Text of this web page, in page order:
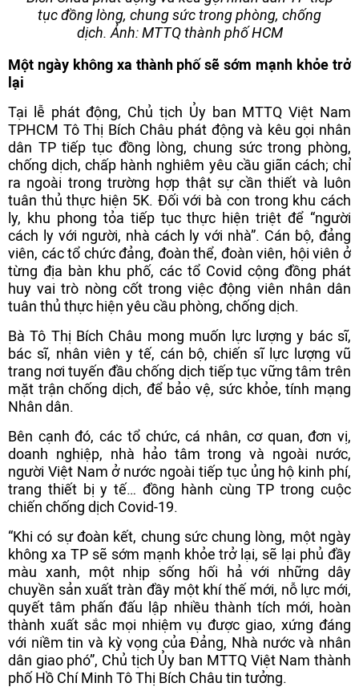
tục đồng lòng, chung sức trong phòng, chống
dịch. Ảnh: MTTQ thành phố HCM
Một ngày không xa thành phố sẽ sớm mạnh khỏe trở
lại
Tại lễ phát động, Chủ tịch Ủy ban MTTQ Việt Nam
TPHCM Tô Thị Bích Châu phát động và kêu gọi nhân
dân TP tiếp tục đồng lòng, chung sức trong phòng,
chống dịch, chấp hành nghiêm yêu cầu giãn cách; chỉ
ra ngoài trong trường hợp thật sự cần thiết và luôn
tuân thủ thực hiện 5K. Đối với bà con trong khu cách
ly, khu phong tỏa tiếp tục thực hiện triệt để “người
cách ly với người, nhà cách ly với nhà”. Cán bộ, đảng
viên, các tổ chức đảng, đoàn thể, đoàn viên, hội viên ở
từng địa bàn khu phố, các tổ Covid cộng đồng phát
huy vai trò nòng cốt trong việc động viên nhân dân
tuân thủ thực hiện yêu cầu phòng, chống dịch.
Bà Tô Thị Bích Châu mong muốn lực lượng y bác sĩ,
bác sĩ, nhân viên y tế, cán bộ, chiến sĩ lực lượng vũ
trang nơi tuyến đầu chống dịch tiếp tục vững tâm trên
mặt trận chống dịch, để bảo vệ, sức khỏe, tính mạng
Nhân dân.
Bên cạnh đó, các tổ chức, cá nhân, cơ quan, đơn vị,
doanh nghiệp, nhà hảo tâm trong và ngoài nước,
người Việt Nam ở nước ngoài tiếp tục ủng hộ kinh phí,
trang thiết bị y tế… đồng hành cùng TP trong cuộc
chiến chống dịch Covid-19.
“Khi có sự đoàn kết, chung sức chung lòng, một ngày
không xa TP sẽ sớm mạnh khỏe trở lại, sẽ lại phủ đầy
màu xanh, một nhịp sống hối hả với những dây
chuyền sản xuất tràn đầy một khí thế mới, nỗ lực mới,
quyết tâm phấn đấu lập nhiều thành tích mới, hoàn
thành xuất sắc mọi nhiệm vụ được giao, xứng đáng
với niềm tin và kỳ vọng của Đảng, Nhà nước và nhân
dân giao phó”, Chủ tịch Ủy ban MTTQ Việt Nam thành
phố Hồ Chí Minh Tô Thị Bích Châu tin tưởng.